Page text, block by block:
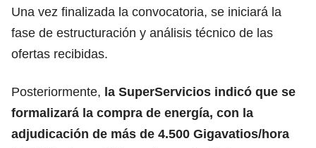
Una vez finalizada la convocatoria, se iniciará la
fase de estructuración y análisis técnico de las
ofertas recibidas.
Posteriormente, la SuperServicios indicó que se
formalizará la compra de energía, con la
adjudicación de más de 4.500 Gigavatios/hora